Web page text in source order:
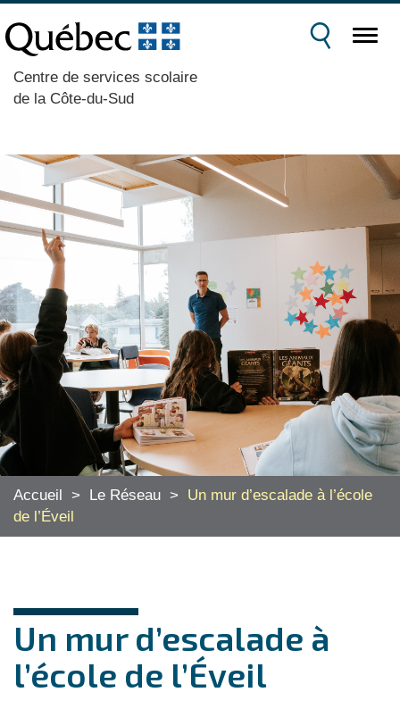
Centre de services scolaire
de la Côte-du-Sud
Accueil > Le Réseau >
Un mur d’escalade à l’école
de l’Éveil
Un mur d’escalade à
l’école de l’Éveil